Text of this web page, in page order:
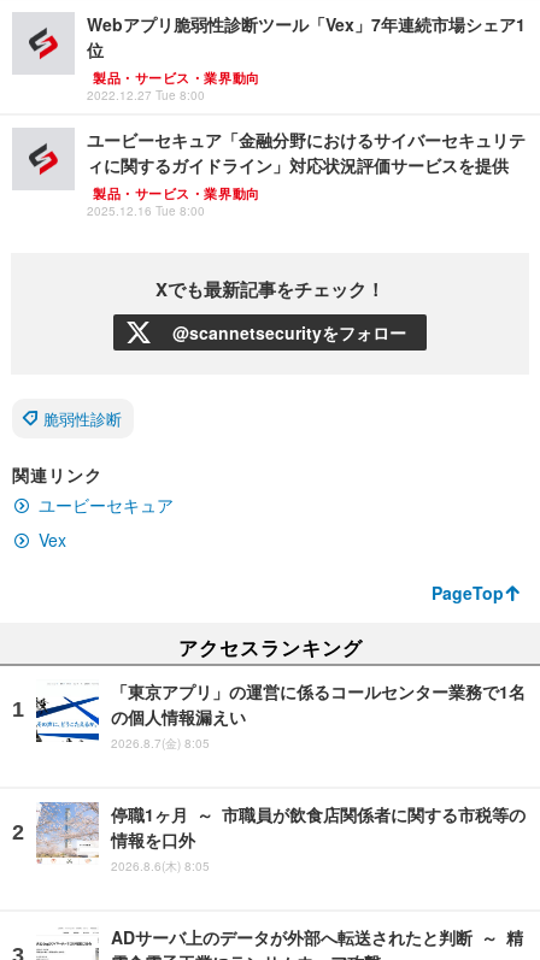
Webアプリ脆弱性診断ツール「Vex」7年連続市場シェア1
位
製品・サービス・業界動向
2022.12.27 Tue 8:00
ユービーセキュア「金融分野におけるサイバーセキュリテ
ィに関するガイドライン」対応状況評価サービスを提供
製品・サービス・業界動向
2025.12.16 Tue 8:00
Xでも最新記事をチェック！
@scannetsecurityをフォロー
脆弱性診断
関連リンク
ユービーセキュア
Vex
PageTop
アクセスランキング
「東京アプリ」の運営に係るコールセンター業務で1名
の個人情報漏えい
2026.8.7(金) 8:05
停職1ヶ月 ～ 市職員が飲食店関係者に関する市税等の
情報を口外
2026.8.6(木) 8:05
ADサーバ上のデータが外部へ転送されたと判断 ～ 精